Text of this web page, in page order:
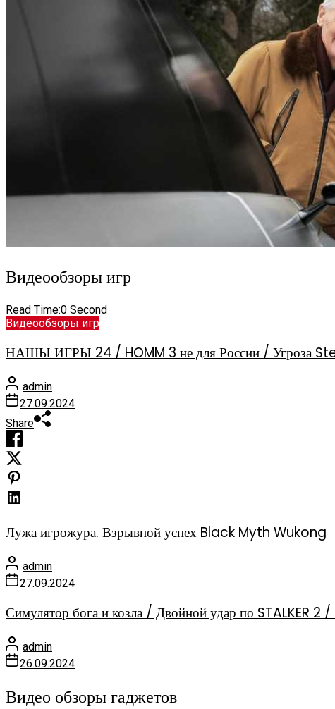
Видеообзоры игр
Read Time:0 Second
Видеообзоры игр
НАШЫ ИГРЫ 24 / HOMM 3 не для России / Угроза
admin
27.09.2024
Share
Лужа игрожура. Взрывной успех Black Myth Wukong
admin
27.09.2024
Симулятор бога и козла / Двойной удар по
admin
26.09.2024
Видео обзоры гаджетов